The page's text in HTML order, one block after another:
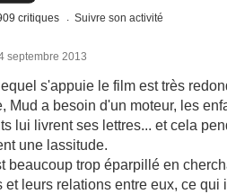
critiques Suivre son activité
septembre 2013
s'appuie le film est très
Mud a besoin d'un moteur, les
lui livrent ses lettres... et cela
une lassitude.
beaucoup trop éparpillé en
et leurs relations entre eux, ce